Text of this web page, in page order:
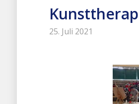
25. Juli 2021